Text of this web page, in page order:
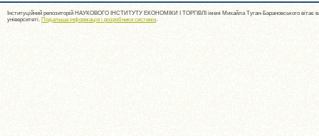
Інституційний репозиторій НАУКОВОГО ІНСТИТУТУ ЕКОНОМІКИ І ТОРГІВЛІ імені Михайла Туган-Барановського вітає
університеті. Подальша інформація і розробники системи